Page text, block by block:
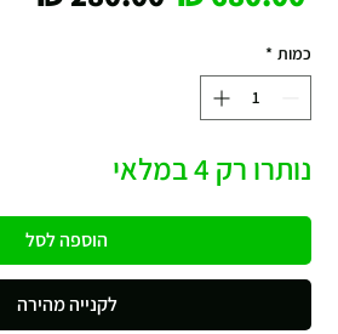
כמות *
נותרו רק 4 במלאי
הוספה לסל
לקנייה מהירה